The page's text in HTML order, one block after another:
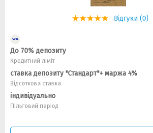
Відгуки (0)
До 70% депозиту
Кредитний ліміт
ставка депозиту "Стандарт"+ маржа 4%
Відсоткова ставка
індивідуально
Пільговий період